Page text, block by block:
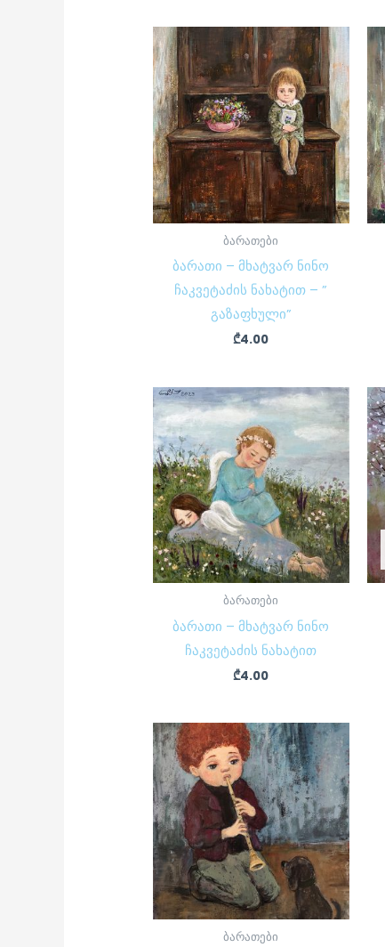
ბარათები
ბარათი – მხატვარ ნინო
ჩაკვეტაძის ნახატით – ”
გაზაფხული”
₾4.00
ბარათები
ბარათი – მხატვარ ნინო
ჩაკვეტაძის ნახატით
₾4.00
ბარათები